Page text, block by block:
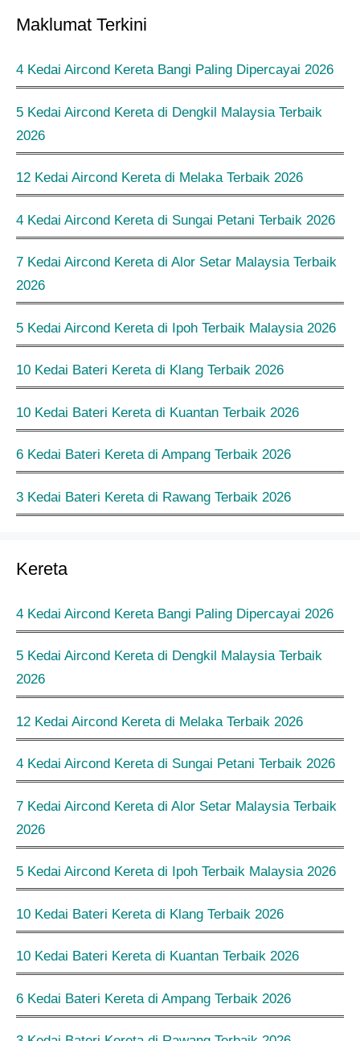
Maklumat Terkini
4 Kedai Aircond Kereta Bangi Paling Dipercayai 2026
5 Kedai Aircond Kereta di Dengkil Malaysia Terbaik
2026
12 Kedai Aircond Kereta di Melaka Terbaik 2026
4 Kedai Aircond Kereta di Sungai Petani Terbaik 2026
7 Kedai Aircond Kereta di Alor Setar Malaysia Terbaik
2026
5 Kedai Aircond Kereta di Ipoh Terbaik Malaysia 2026
10 Kedai Bateri Kereta di Klang Terbaik 2026
10 Kedai Bateri Kereta di Kuantan Terbaik 2026
6 Kedai Bateri Kereta di Ampang Terbaik 2026
3 Kedai Bateri Kereta di Rawang Terbaik 2026
Kereta
4 Kedai Aircond Kereta Bangi Paling Dipercayai 2026
5 Kedai Aircond Kereta di Dengkil Malaysia Terbaik
2026
12 Kedai Aircond Kereta di Melaka Terbaik 2026
4 Kedai Aircond Kereta di Sungai Petani Terbaik 2026
7 Kedai Aircond Kereta di Alor Setar Malaysia Terbaik
2026
5 Kedai Aircond Kereta di Ipoh Terbaik Malaysia 2026
10 Kedai Bateri Kereta di Klang Terbaik 2026
10 Kedai Bateri Kereta di Kuantan Terbaik 2026
6 Kedai Bateri Kereta di Ampang Terbaik 2026